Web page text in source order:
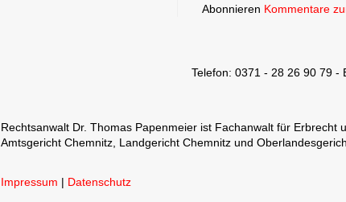
Abonnieren Kommentare
Telefon: 0371 - 28 26 90 79 -
Rechtsanwalt Dr. Thomas Papenmeier ist Fachanwalt für
Amtsgericht Chemnitz, Landgericht Chemnitz und
Impressum | Datenschutz